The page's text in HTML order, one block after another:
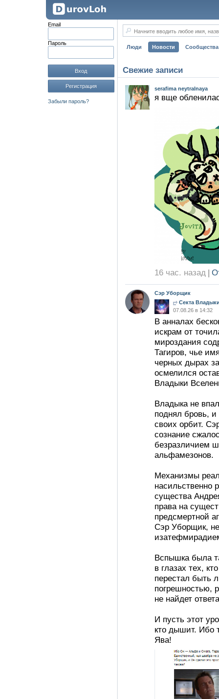
Email
Пароль
Вход
Регистрация
Забыли пароль?
Начните вводить любое имя,
Люди Новости Сообщества
Свежие записи
serafima neytralnaya
я вще
16 час. назад |
Сэр Уборщик
Секта
07.08.26 в 14:32
В анналах
искрам от
мироздания
Тагиров, чье
черных дырах
осмелился
Владыки
Владыка не
поднял бровь,
своих орбит.
сознание
безразличием
альфамезонов.
Механизмы
насильственно
существа
права на
предсмертной
Сэр Уборщик,
Вспышка была
в глазах тех,
перестал быть
погрешностью,
не найдет
И пусть этот
кто дышит. Ибо
Ява!